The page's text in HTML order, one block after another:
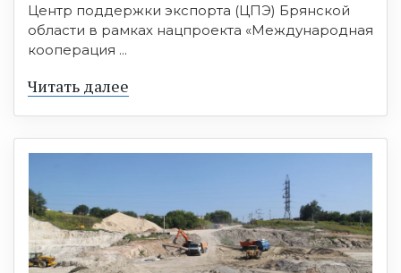
Центр поддержки экспорта (ЦПЭ) Брянской
области в рамках нацпроекта «Международная
кооперация ...
Читать далее